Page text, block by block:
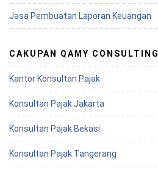
Jasa Pembuatan Laporan Keuangan
CAKUPAN QAMY CONSULTING
Kantor Konsultan Pajak
Konsultan Pajak Jakarta
Konsultan Pajak Bekasi
Konsultan Pajak Tangerang